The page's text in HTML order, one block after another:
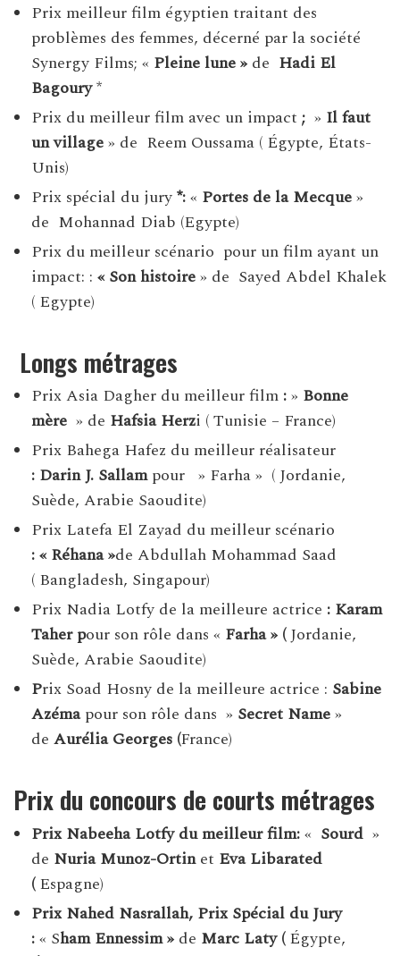
Prix meilleur film égyptien traitant des
problèmes des femmes, décerné par la société
Synergy Films; « Pleine lune » de Hadi El
Bagoury*
Prix du meilleur film avec un impact ; » Il faut
un village» de Reem Oussama ( Égypte, États-
Unis)
Prix ​​​​spécial du jury*:« Portes de la Mecque»
de Mohannad Diab (Egypte)
Prix ​​​​du meilleur scénario pour un film ayant un
impact: : « Son histoire» de Sayed Abdel Khalek
( Egypte)
Longs métrages
Prix ​​Asia Dagher du meilleur film :» Bonne
mère » de Hafsia Herzi ( Tunisie – France)
Prix ​​Bahega Hafez du meilleur réalisateur
: Darin J. Sallampour » Farha » ( Jordanie,
Suède, Arabie Saoudite)
Prix ​​Latefa El Zayad du meilleur scénario
:« Réhana »de Abdullah Mohammad Saad
( Bangladesh, Singapour)
Prix ​​Nadia Lotfy de la meilleure actrice : Karam
Taher pour son rôle dans « Farha » (Jordanie,
Suède, Arabie Saoudite)
Prix ​​Soad Hosny de la meilleure actrice : Sabine
Azémapour son rôle dans » Secret Name»
de Aurélia Georges (France)
Prix ​​​​du concours de courts métrages
Prix ​​Nabeeha Lotfy du meilleur film:« Sourd »
de Nuria Munoz-Ortinet Eva Libarated
(Espagne)
Prix ​​Nahed Nasrallah, Prix Spécial du Jury
:« Sham Ennessim » de Marc Laty (Égypte,